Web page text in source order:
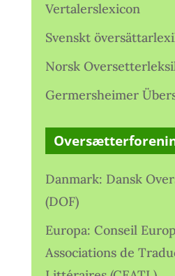
Vertalerslexicon
Svenskt
Norsk
Germersheimer
Danmark: Dansk
(DOF)
Europa: Conseil
Associations de